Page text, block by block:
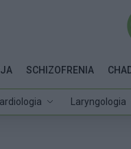
Laryngologia
SCHIZOFRENIA